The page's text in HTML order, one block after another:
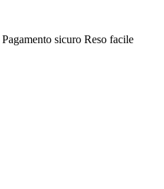
Pagamento sicuro Reso facile